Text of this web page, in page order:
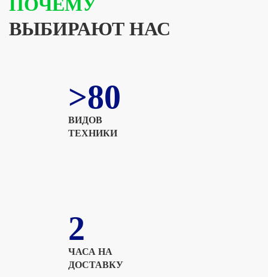
ВЫБИРАЮТ НАС
>80
ВИДОВ
ТЕХНИКИ
2
ЧАСА НА
ДОСТАВКУ